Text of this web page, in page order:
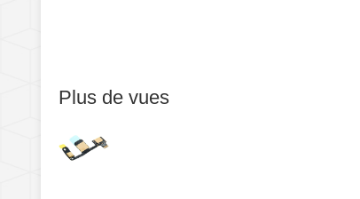
Plus de vues